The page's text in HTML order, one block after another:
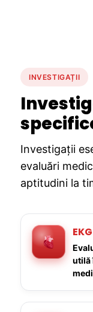
INVESTIGAȚII
Investigații
evaluări
aptitudini la
utilă